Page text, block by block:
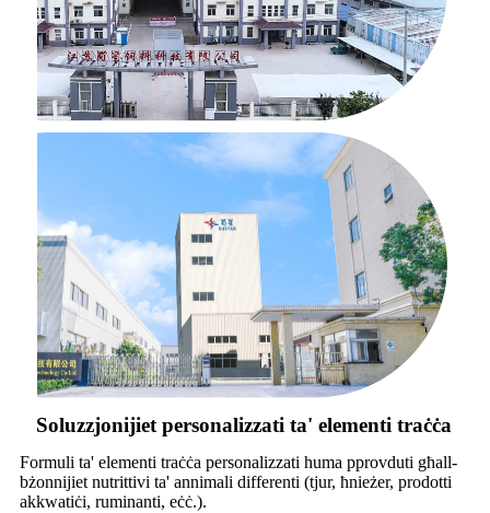
Soluzzjonijiet personalizzati ta' elementi traċċa
Formuli ta' elementi traċċa personalizzati huma pprovduti għall-
bżonnijiet nutrittivi ta' annimali differenti (tjur, ħnieżer, prodotti
akkwatiċi, ruminanti, eċċ.).